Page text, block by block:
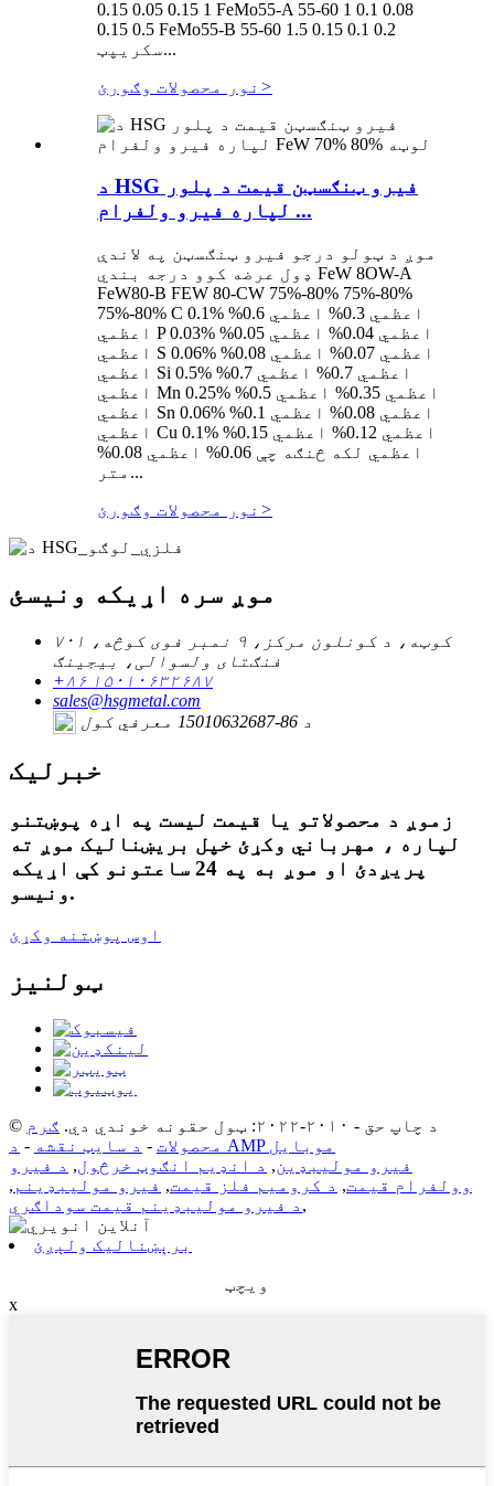
0.15 0.05 0.15 1 FeMo55-A 55-60 1 0.1 0.08
0.15 0.5 FeMo55-B 55-60 1.5 0.15 0.1 0.2
سکریپټ...
نور محصولات وګورئ >
د HSG فیرو ټنګسټن قیمت د پلور
لپاره فیرو ولفرام ...
موږ د ټولو درجو فیرو ټنګسټن په لاندې
ډول عرضه کوو درجه بندي FeW 8OW-A
FeW80-B FEW 80-CW 75%-80% 75%-80%
75%-80% C 0.1% اعظمي 0.3% اعظمي 0.6%
اعظمي P 0.03% اعظمي 0.04% اعظمي 0.05%
اعظمي S 0.06% اعظمي 0.07% اعظمي 0.08%
اعظمي Si 0.5% اعظمي 0.7% اعظمي 0.7%
اعظمي Mn 0.25% اعظمي 0.35% اعظمي 0.5%
اعظمي Sn 0.06% اعظمي 0.08% اعظمي 0.1%
اعظمي Cu 0.1% اعظمي 0.12% اعظمي 0.15%
اعظمي لکه څنګه چې 0.06% اعظمي 0.08%
متر...
نور محصولات وګورئ >
موږ سره اړیکه ونیسئ
۷۰۱ کوټه، د کونلون مرکز، ۹ نمبر فوی کوڅه،
فنګتای ولسوالی، بیجینګ
+۸۶ ۱۵۰۱۰۶۳۲۶۸۷
sales@hsgmetal.com
د 86-15010632687 معرفي کول
خبرلیک
زموږ د محصولاتو یا قیمت لیست په اړه پوښتنو
لپاره ، مهرباني وکړئ خپل بریښنالیک موږ ته
پریږدئ او موږ به په 24 ساعتونو کې اړیکه
ونیسو.
اوس پوښتنه وکړئ
ټولنیز
© د چاپ حق - ۲۰۱۰-۲۰۲۲: ټول حقونه خوندي دي.
ګرم
محصولات - د سایټ نقشه -
د AMP موبایل
فیرو مولیبډین, د انډیم انګوټ خرڅول, د فیرو
وولفرام قیمت, د کرومیم فلز قیمت, فیرو مولیبډینم ,
د فیرو مولیبډینم قیمت سوداګري ,
برېښنالیک ولېږئ
ویچټ
x